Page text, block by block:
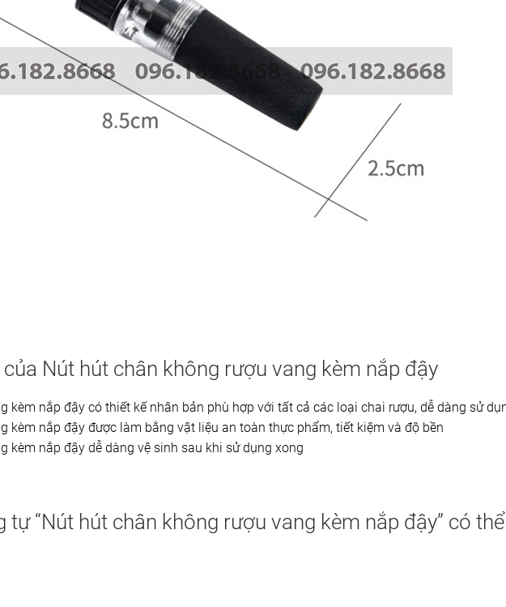
Nút hút chân không rượu vang kèm nắp đậy
kèm nắp đậy có thiết kế nhân bản phù hợp với tất cả các loại chai rượu, dễ dàng sử
kèm nắp đậy được làm bằng vật liệu an toàn thực phẩm, tiết kiệm và độ bền
kèm nắp đậy dễ dàng vệ sinh sau khi sử dụng xong
tự “Nút hút chân không rượu vang kèm nắp đậy” có